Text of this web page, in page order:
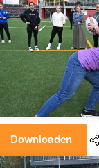
Downloaden